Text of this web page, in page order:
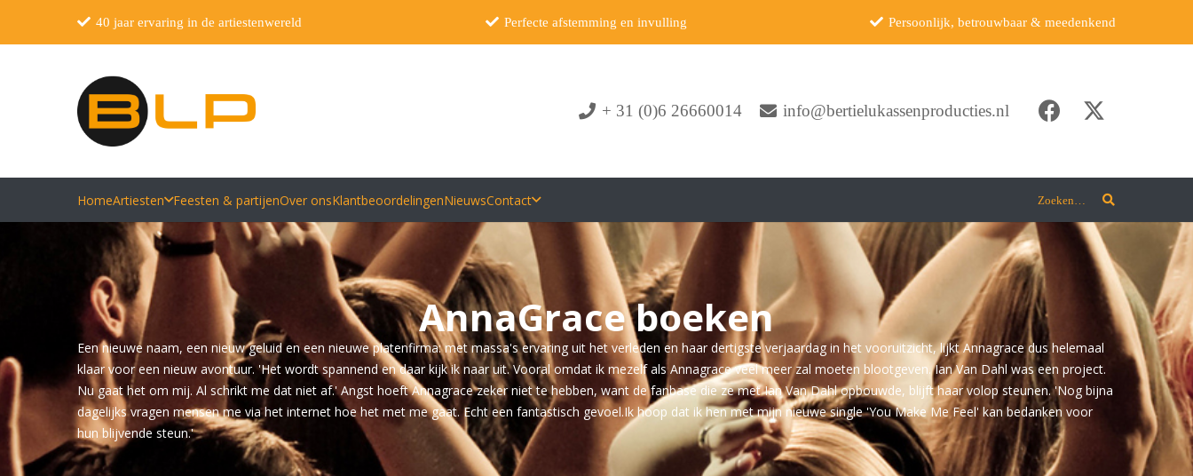
40 jaar ervaring in de artiestenwereld Perfecte afstemming en invulling Persoonlijk, betrouwbaar & meedenkend
+ 31 (0)6 26660014 info@bertielukassenproducties.nl
HomeArtiesten Feesten & partijenOver onsKlantbeoordelingenNieuwsContact Zoeken…
AnnaGrace boeken
Een nieuwe naam, een nieuw geluid en een nieuwe platenfirma: met massa's ervaring uit het verleden en haar dertigste verjaardag in het vooruitzicht, lijkt Annagrace dus helemaal
klaar voor een nieuw avontuur. 'Het wordt spannend en daar kijk ik naar uit. Vooral omdat ik mezelf als Annagrace veel meer zal moeten blootgeven. Ian Van Dahl was een project.
Nu gaat het om mij. Al schrikt me dat niet af.' Angst hoeft Annagrace zeker niet te hebben, want de fanbase die ze met Ian Van Dahl opbouwde, blijft haar volop steunen. 'Nog bijna
dagelijks vragen mensen me via het internet hoe het met me gaat. Echt een fantastisch gevoel.Ik hoop dat ik hen met mijn nieuwe single 'You Make Me Feel' kan bedanken voor
hun blijvende steun.'